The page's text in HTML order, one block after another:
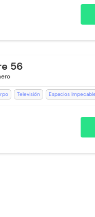
56
Televisión
Espacios
Café
Planta Electrica